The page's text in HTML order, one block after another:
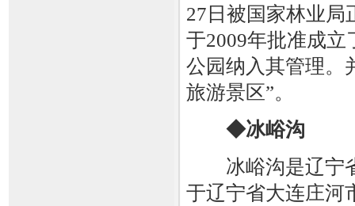
27日被国家林业局
于2009年批准成
公园纳入其管理。
旅游景区”。
◆冰峪沟
冰峪沟是辽宁
于辽宁省大连庄河